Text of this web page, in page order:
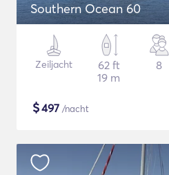
Southern Ocean 60
Zeiljacht
62 ft
19 m
8
$497 /nacht